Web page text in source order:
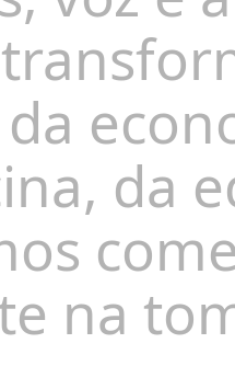
da
na